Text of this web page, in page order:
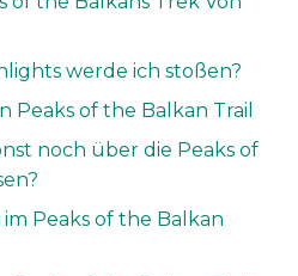
werde ich stoßen?
Peaks of the Balkan Trail
noch über die Peaks of
Peaks of the Balkan